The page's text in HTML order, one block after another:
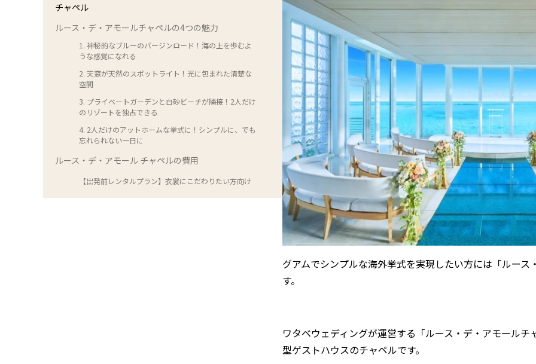
チャペル
ルース・デ・アモールチャペルの4つの魅力
1. 神秘的なブルーのバージンロード！海の上を歩むよ
うな感覚になれる
2. 天窓が天然のスポットライト！光に包まれた清楚な
空間
3. プライベートガーデンと白砂ビーチが隣接！2人だけ
のリゾートを独占できる
4. 2人だけのアットホームな挙式に！シンプルに、でも
忘れられない一日に
ルース・デ・アモール チャペルの費用
【出発前レンタルプラン】衣裳にこだわりたい方向け
【現地レンタルプラン】手軽さ重視の方向け
グアムでシンプルな海外挙式を実現したい方には「ルー
す。
ワタベウェディングが運営する「ルース・デ・アモール
型ゲストハウスのチャペルです。